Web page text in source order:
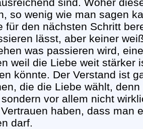
so wenig wie man sagen
für den nächsten Schritt
lässt, aber keiner
was passieren wird,
weil die Liebe weit stärker
könnte. Der Verstand ist
die die Liebe wählt,
vor allem nicht
haben, dass man
darf.